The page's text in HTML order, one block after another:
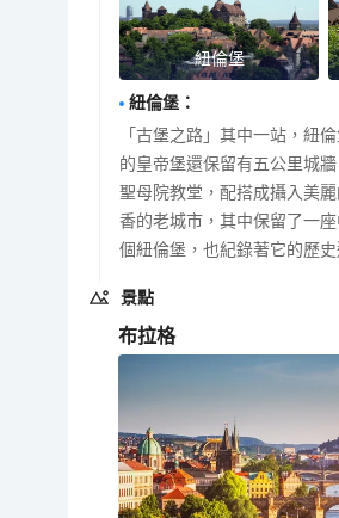
紐倫堡
紐倫堡 ：
「古堡之路」其中一站，紐
的皇帝堡還保留有五公里城
聖母院教堂，配搭成攝入美
香的老城市，其中保留了一
個紐倫堡，也紀錄著它的歷史
景點
布拉格